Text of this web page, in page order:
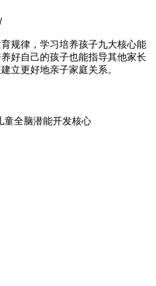
规律，学习培养孩子九大核心能
好自己的孩子也能指导其他家长
立更好地亲子家庭关系。
童全脑潜能开发核心